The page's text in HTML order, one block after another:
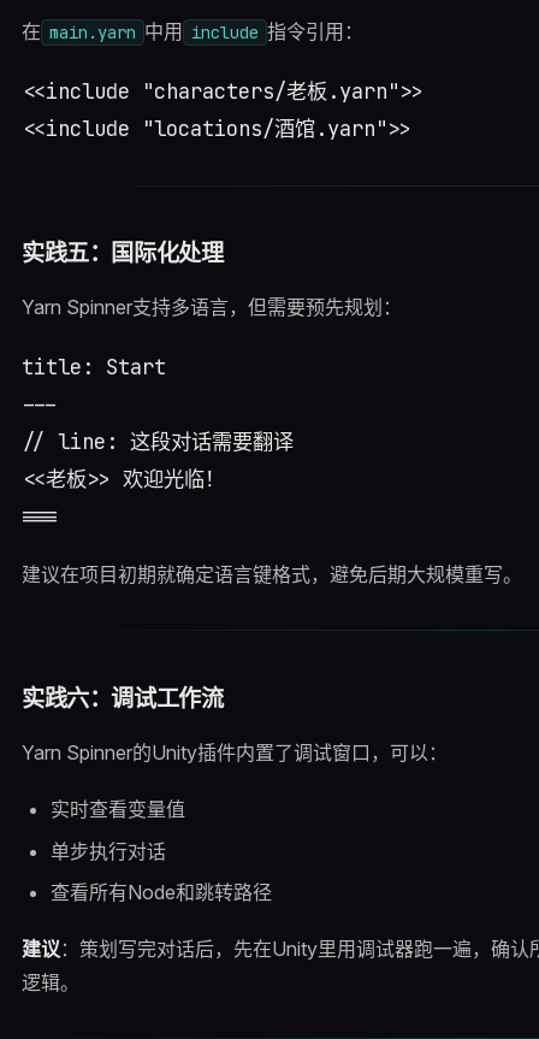
在 main.yarn 中用 include 指令引用：
<<include "characters/老板.yarn">>
实践五：国际化处理
Yarn Spinner支持多语言，但需要预先规划：
title: Start
---
// line: 这段对话需要翻译
<<老板>> 欢迎光临！
建议在项目初期就确定语言键格式，避免后期大规模重写。
实践六：调试工作流
Yarn Spinner的Unity插件内置了调试窗口，可以：
实时查看变量值
单步执行对话
查看所有Node和跳转路径
建议：策划写完对话后，先在Unity里用调试器跑一遍，确
逻辑。